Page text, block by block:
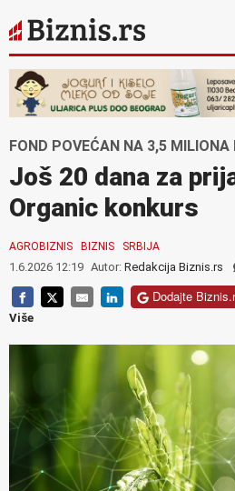
FOND POVEĆAN NA 3,5 MILIONA
Još 20 dana za
Organic konkurs
AGROBIZNIS BIZNIS SRBIJA
1.6.2026 12:19 Autor: Redakcija Biznis.rs
Dodajte
Više